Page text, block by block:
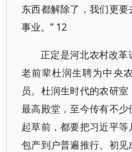
东西都解除了，我们更
事业。” 12
正定是河北农村改
老前辈杜润生聘为中央
员。杜润生时代的农研
最高殿堂，至今传有不
起草前，都要把习近平
包产到户普遍推行、初